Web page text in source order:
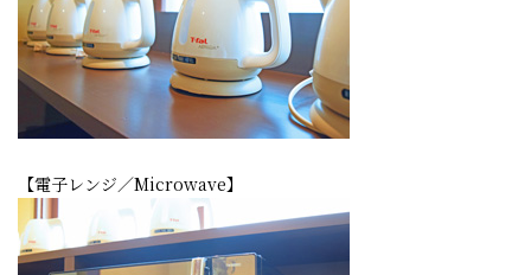
【電子レンジ／Microwave】